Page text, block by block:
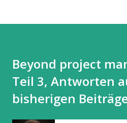
Beyond project
Teil 3, Antworten
bisherigen